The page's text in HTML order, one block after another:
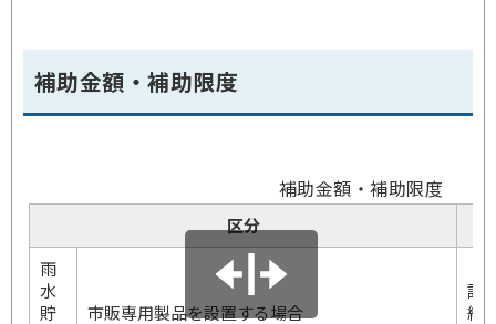
補助金額・補助限度
補助金額・補助限度
区分
雨
水
貯
市販専用製品を設置する場合
設
経